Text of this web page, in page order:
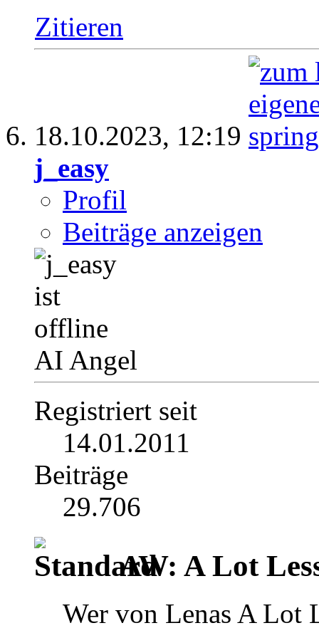
Zitieren
18.10.2023, 12:19
j_easy
Profil
Beiträge anzeigen
AI Angel
Registriert seit
14.01.2011
Beiträge
29.706
AW: A Lot
Wer von Lenas A Lot